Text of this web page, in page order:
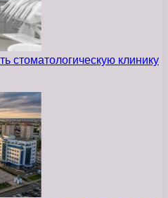
стоматологическую клинику